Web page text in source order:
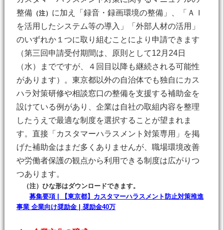
整備（注） に加え「録音・録画環境の整備」、「ＡＩ
を活用したシステム等の導入」「外部人材の活用」
のいずれか１つに取り組むことにより申請できます
（第三回申請受付期間は、原則として12月24日
（水）までですが、４回目以降も継続される可能性
があります）。東京都以外の自治体でも独自にカス
ハラ対策研修や相談窓口の整備を支援する補助金を
設けている例があり、企業は自社の取組内容を整理
したうえで最適な制度を選択することが望まれま
す。直接「カスタマーハラスメント対策専用」を掲
げた補助金はまだ多くありませんが、職場環境改善
や労働者保護の観点から利用できる制度は広がりつ
つあります。
（注）ひな形はダウンロードできます。
募集要項 | 【東京都】カスタマーハラスメント防止対策推進
事業 企業向け奨励金 | 奨励金40万